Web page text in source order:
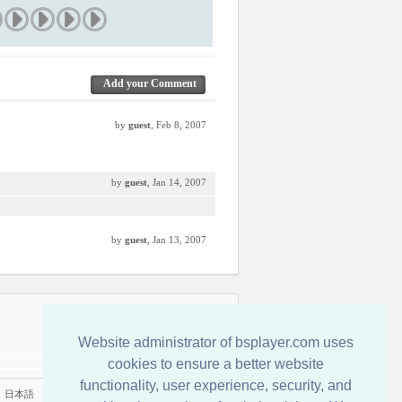
Website administrator of bsplayer.com uses
cookies to ensure a better website
functionality, user experience, security, and
Add your Comment
by guest , Feb 8, 2007
by guest , Jan 14, 2007
by guest , Jan 13, 2007
日本語